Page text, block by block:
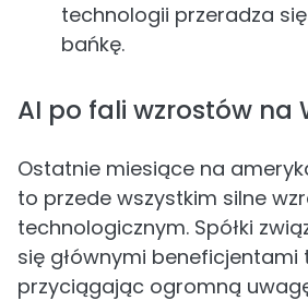
technologii przeradza
bańkę.
AI po fali wzrostów na
Ostatnie miesiące na
to przede wszystkim silne
technologicznym. Spółki
się głównymi beneficjentami
przyciągając ogromną